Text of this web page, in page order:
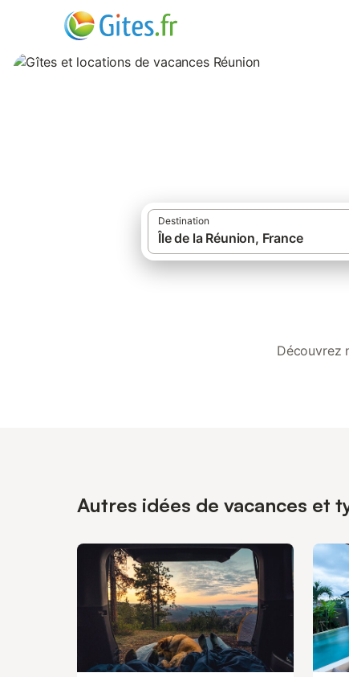
Destination
Découvrez nos gîtes, locations, résidences de vacances,
Autres idées de vacances et